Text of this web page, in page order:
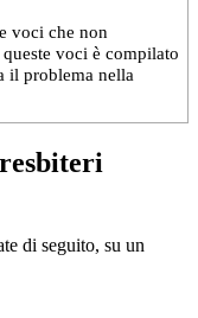
voci che non
voci è compilato
il problema nella
di seguito, su un